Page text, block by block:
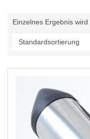
mEinzelnes Ergebnis